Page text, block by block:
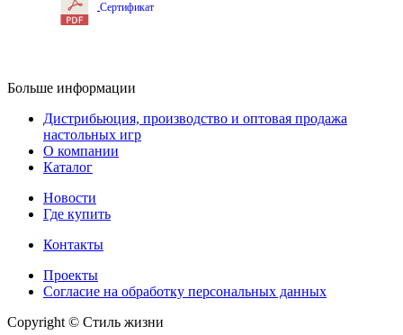
Сертификат
Больше информации
Дистрибьюция, производство и оптовая продажа
настольных игр
О компании
Каталог
Новости
Где купить
Контакты
Проекты
Cогласие на обработку персональных данных
Copyright © Стиль жизни